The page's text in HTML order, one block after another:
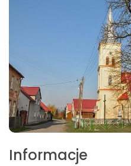
Informacje